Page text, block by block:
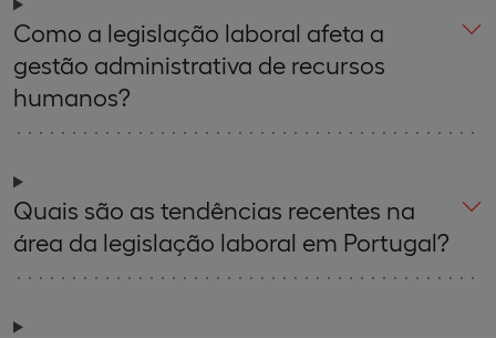
Como a legislação laboral afeta a
gestão administrativa de recursos
humanos?
Quais são as tendências recentes na
área da legislação laboral em Portugal?